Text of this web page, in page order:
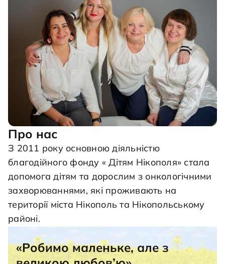
Про нас
З 2011 року основною діяльністю
благодійного фонду « Дітям Нікополя» стала
допомога дітям та дорослим з онкологічними
захворюваннями, які проживають на
території міста Нікополь та Нікопольському
районі.
«Робимо маленьке, але з